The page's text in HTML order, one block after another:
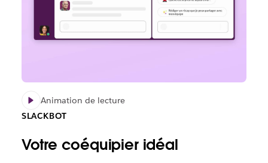
Animation de lecture
SLACKBOT
Votre coéquipier idéal